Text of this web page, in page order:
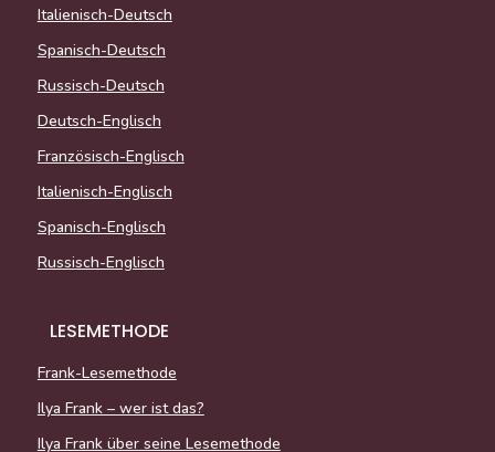
Italienisch-Deutsch
Spanisch-Deutsch
Russisch-Deutsch
Deutsch-Englisch
Französisch-Englisch
Italienisch-Englisch
Spanisch-Englisch
Russisch-Englisch
LESEMETHODE
Frank-Lesemethode
Ilya Frank – wer ist das?
Ilya Frank über seine Lesemethode